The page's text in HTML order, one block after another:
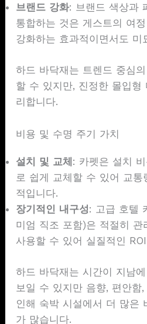
브랜드 강화: 브랜드 색상과
통합하는 것은 게스트의 여
강화하는 효과적이면서도 미
하드 바닥재는 트렌드 중심
할 수 있지만, 진정한 몰입형
리합니다.
비용 및 수명 주기 가치
설치 및 교체: 카펫은 설치
로 쉽게 교체할 수 있어 교
적입니다.
장기적인 내구성: 고급 호텔
미엄 직조 포함)은 적절히 관
사용할 수 있어 실질적인
하드 바닥재는 시간이 지남
보일 수 있지만 음향, 편안함
인해 숙박 시설에서 더 많은
가 많습니다.